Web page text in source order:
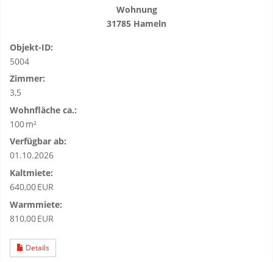
Wohnung
31785 Hameln
Objekt-ID:
5004
Zimmer:
3,5
Wohnfläche ca.:
100 m²
Verfügbar ab:
01.10.2026
Kaltmiete:
640,00 EUR
Warmmiete:
810,00 EUR
Details